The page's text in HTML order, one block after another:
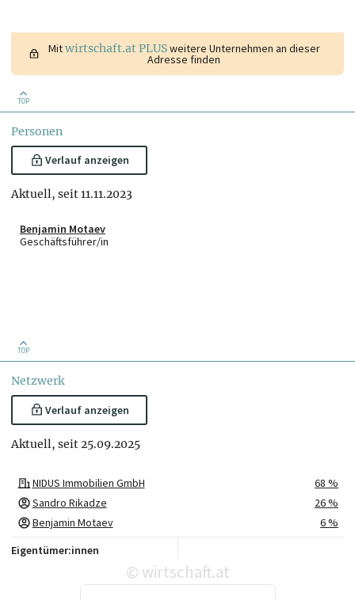
Mitwirtschaft.at PLUSweitere Unternehmen an dieser
Adresse finden
TOP
Personen
Verlauf anzeigen
Aktuell, seit 11.11.2023
Benjamin Motaev
Geschäftsführer/in
TOP
Netzwerk
Verlauf anzeigen
Aktuell, seit 25.09.2025
NIDUS Immobilien GmbH
68 %
Sandro Rikadze
26 %
Benjamin Motaev
6 %
Eigentümer:innen
© wirtschaft.at